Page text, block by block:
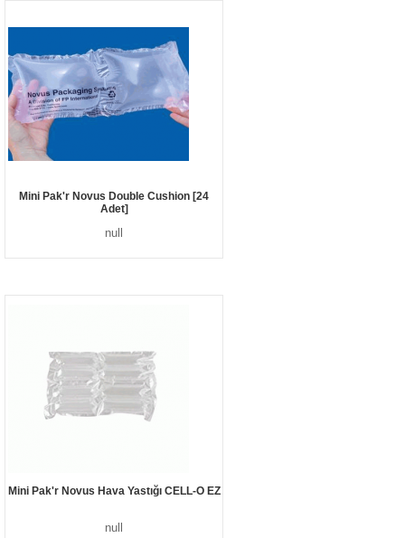
Mini Pak'r Novus Double Cushion [24
Adet]
null
Mini Pak'r Novus Hava Yastığı CELL-O EZ
null